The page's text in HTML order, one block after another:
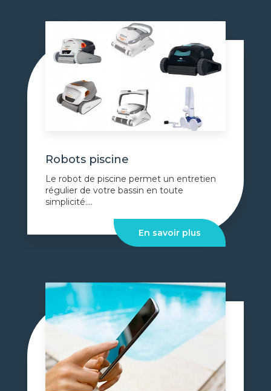
Robots piscine
Le robot de piscine permet un entretien
régulier de votre bassin en toute
simplicité....
En savoir plus